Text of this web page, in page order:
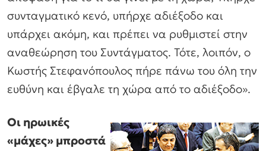
συνταγματικό κενό, υπήρχε αδιέξοδο και
υπάρχει ακόμη, και πρέπει να ρυθμιστεί στην
αναθεώρηση του Συντάγματος. Τότε, λοιπόν, ο
Κωστής Στεφανόπουλος πήρε πάνω του όλη την
ευθύνη και έβγαλε τη χώρα από το αδιέξοδο».
Οι ηρωικές
«μάχες» μπροστά